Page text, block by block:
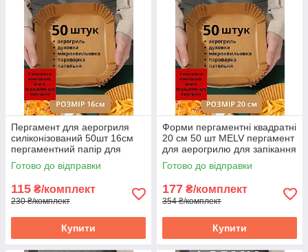
Пергамент для аерогриля
силіконізований 50шт 16см
пергаментний папір для
випічки в духовці форми
квадратні
Готово до відправки
115 ₴/комплект
230 ₴/комплект
Купити
Форми пергаментні квадратні
20 см 50 шт MELV пергамент
для аерогрилю для запікання
та випічки одноразові
Готово до відправки
177 ₴/комплект
354 ₴/комплект
Купити